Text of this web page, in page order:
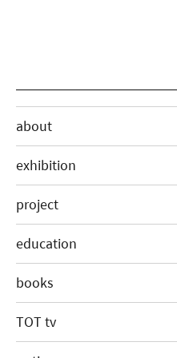
about
exhibition
project
education
books
TOT tv